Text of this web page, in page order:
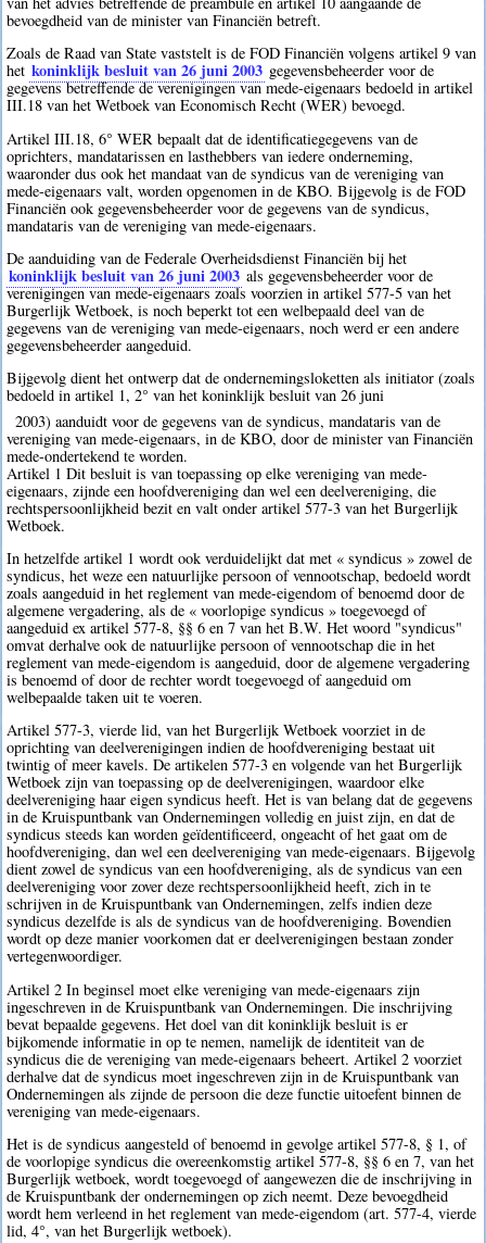
bevoegdheid van de minister van Financiën betreft.
Zoals de Raad van State vaststelt is de FOD Financiën volgens artikel 9 van
het koninklijk besluit van 26 juni 2003 gegevensbeheerder voor de
gegevens betreffende de verenigingen van mede-eigenaars bedoeld in artikel
III.18 van het Wetboek van Economisch Recht (WER) bevoegd.
Artikel III.18, 6° WER bepaalt dat de identificatiegegevens van de
oprichters, mandatarissen en lasthebbers van iedere onderneming,
waaronder dus ook het mandaat van de syndicus van de vereniging van
mede-eigenaars valt, worden opgenomen in de KBO. Bijgevolg is de FOD
Financiën ook gegevensbeheerder voor de gegevens van de syndicus,
mandataris van de vereniging van mede-eigenaars.
De aanduiding van de Federale Overheidsdienst Financiën bij het
koninklijk besluit van 26 juni 2003 als gegevensbeheerder voor de
verenigingen van mede-eigenaars zoals voorzien in artikel 577-5 van het
Burgerlijk Wetboek, is noch beperkt tot een welbepaald deel van de
gegevens van de vereniging van mede-eigenaars, noch werd er een andere
gegevensbeheerder aangeduid.
Bijgevolg dient het ontwerp dat de ondernemingsloketten als initiator (zoals
bedoeld in artikel 1, 2° van het koninklijk besluit van 26 juni
2003) aanduidt voor de gegevens van de syndicus, mandataris van de
vereniging van mede-eigenaars, in de KBO, door de minister van Financiën
mede-ondertekend te worden.
Artikel 1 Dit besluit is van toepassing op elke vereniging van mede-
eigenaars, zijnde een hoofdvereniging dan wel een deelvereniging, die
rechtspersoonlijkheid bezit en valt onder artikel 577-3 van het Burgerlijk
Wetboek.
In hetzelfde artikel 1 wordt ook verduidelijkt dat met « syndicus » zowel de
syndicus, het weze een natuurlijke persoon of vennootschap, bedoeld wordt
zoals aangeduid in het reglement van mede-eigendom of benoemd door de
algemene vergadering, als de « voorlopige syndicus » toegevoegd of
aangeduid ex artikel 577-8, §§ 6 en 7 van het B.W. Het woord "syndicus"
omvat derhalve ook de natuurlijke persoon of vennootschap die in het
reglement van mede-eigendom is aangeduid, door de algemene vergadering
is benoemd of door de rechter wordt toegevoegd of aangeduid om
welbepaalde taken uit te voeren.
Artikel 577-3, vierde lid, van het Burgerlijk Wetboek voorziet in de
oprichting van deelverenigingen indien de hoofdvereniging bestaat uit
twintig of meer kavels. De artikelen 577-3 en volgende van het Burgerlijk
Wetboek zijn van toepassing op de deelverenigingen, waardoor elke
deelvereniging haar eigen syndicus heeft. Het is van belang dat de gegevens
in de Kruispuntbank van Ondernemingen volledig en juist zijn, en dat de
syndicus steeds kan worden geïdentificeerd, ongeacht of het gaat om de
hoofdvereniging, dan wel een deelvereniging van mede-eigenaars. Bijgevolg
dient zowel de syndicus van een hoofdvereniging, als de syndicus van een
deelvereniging voor zover deze rechtspersoonlijkheid heeft, zich in te
schrijven in de Kruispuntbank van Ondernemingen, zelfs indien deze
syndicus dezelfde is als de syndicus van de hoofdvereniging. Bovendien
wordt op deze manier voorkomen dat er deelverenigingen bestaan zonder
vertegenwoordiger.
Artikel 2 In beginsel moet elke vereniging van mede-eigenaars zijn
ingeschreven in de Kruispuntbank van Ondernemingen. Die inschrijving
bevat bepaalde gegevens. Het doel van dit koninklijk besluit is er
bijkomende informatie in op te nemen, namelijk de identiteit van de
syndicus die de vereniging van mede-eigenaars beheert. Artikel 2 voorziet
derhalve dat de syndicus moet ingeschreven zijn in de Kruispuntbank van
Ondernemingen als zijnde de persoon die deze functie uitoefent binnen de
vereniging van mede-eigenaars.
Het is de syndicus aangesteld of benoemd in gevolge artikel 577-8, § 1, of
de voorlopige syndicus die overeenkomstig artikel 577-8, §§ 6 en 7, van het
Burgerlijk wetboek, wordt toegevoegd of aangewezen die de inschrijving in
de Kruispuntbank der ondernemingen op zich neemt. Deze bevoegdheid
wordt hem verleend in het reglement van mede-eigendom (art. 577-4, vierde
lid, 4°, van het Burgerlijk wetboek).